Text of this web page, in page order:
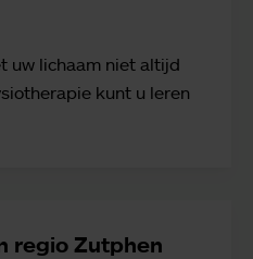
uw lichaam niet altijd
kunt u leren
regio Zutphen